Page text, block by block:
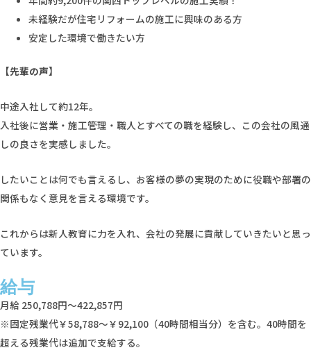
未経験だが住宅リフォームの施工に興味のある方
安定した環境で働きたい方
【先輩の声】
中途入社して約12年。
入社後に営業・施工管理・職人とすべての職を経験し、この会社の風通
しの良さを実感しました。
したいことは何でも言えるし、お客様の夢の実現のために役職や部署の
関係もなく意見を言える環境です。
これからは新人教育に力を入れ、会社の発展に貢献していきたいと思っ
ています。
給与
月給 250,788円～422,857円
※固定残業代￥58,788〜￥92,100（40時間相当分）を含む。40時間を
超える残業代は追加で支給する。